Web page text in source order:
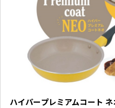
ハイパープレミアムコート